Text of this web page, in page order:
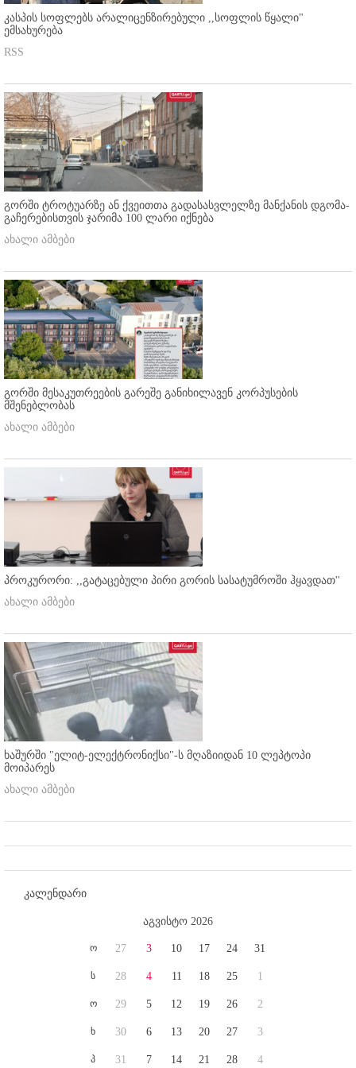
კასპის სოფლებს არალიცენზირებული ,,სოფლის წყალი"
ემსახურება
RSS
გორში ტროტუარზე ან ქვეითთა გადასასვლელზე მანქანის დგომა-
გაჩერებისთვის ჯარიმა 100 ლარი იქნება
ახალი ამბები
გორში მესაკუთრეების გარეშე განიხილავენ კორპუსების
მშენებლობას
ახალი ამბები
პროკურორი: ,,გატაცებული პირი გორის სასატუმროში ჰყავდათ''
ახალი ამბები
ხაშურში "ელიტ-ელექტრონიქსი"-ს მღაზიიდან 10 ლეპტოპი
მოიპარეს
ახალი ამბები
კალენდარი
აგვისტო 2026
ო
ს
ო
ხ
პ
27
28
29
30
31
3
4
5
6
7
10
11
12
13
14
17
18
19
20
21
24
25
26
27
28
31
1
2
3
4